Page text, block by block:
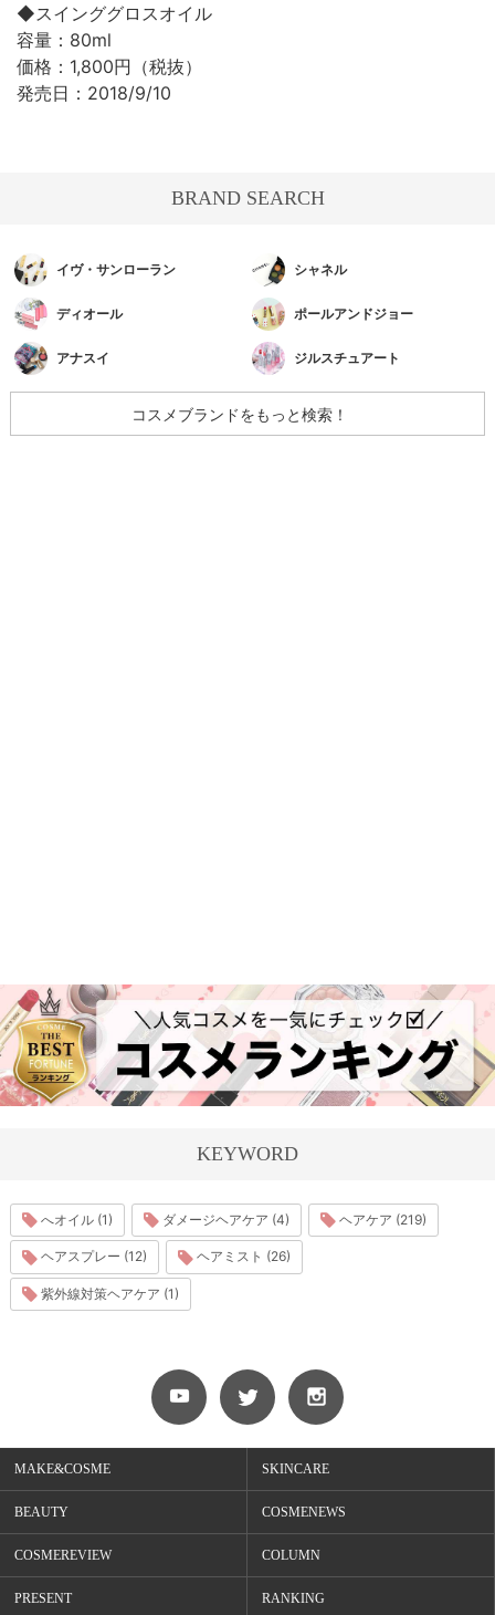
◆スインググロスオイル
容量：80ml
価格：1,800円（税抜）
発売日：2018/9/10
BRAND SEARCH
イヴ・サンローラン シャネル
ディオール ポールアンドジョー
アナスイ ジルスチュアート
コスメブランドをもっと検索！
KEYWORD
へオイル (1) ダメージヘアケア (4) ヘアケア (219)
ヘアスプレー (12) ヘアミスト (26)
紫外線対策ヘアケア (1)
MAKE&COSME SKINCARE
BEAUTY COSMENEWS
COSMEREVIEW COLUMN
PRESENT RANKING